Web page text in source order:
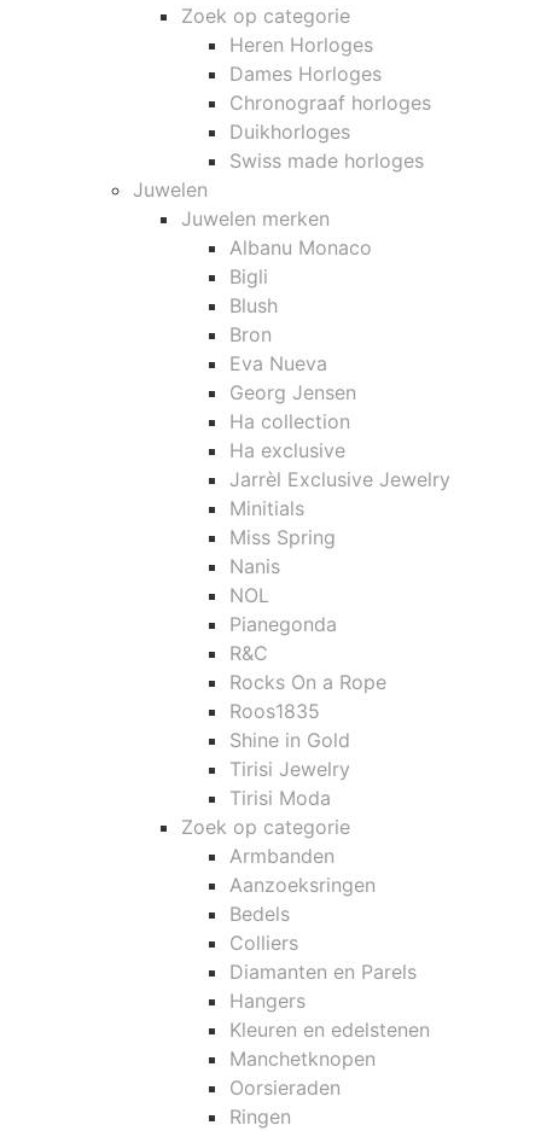
Zoek op categorie
Heren Horloges
Dames Horloges
Chronograaf horloges
Duikhorloges
Swiss made horloges
Juwelen
Juwelen merken
Albanu Monaco
Bigli
Blush
Bron
Eva Nueva
Georg Jensen
Ha collection
Ha exclusive
Jarrèl Exclusive Jewelry
Minitials
Miss Spring
Nanis
NOL
Pianegonda
R&C
Rocks On a Rope
Roos1835
Shine in Gold
Tirisi Jewelry
Tirisi Moda
Zoek op categorie
Armbanden
Aanzoeksringen
Bedels
Colliers
Diamanten en Parels
Hangers
Kleuren en edelstenen
Manchetknopen
Oorsieraden
Ringen